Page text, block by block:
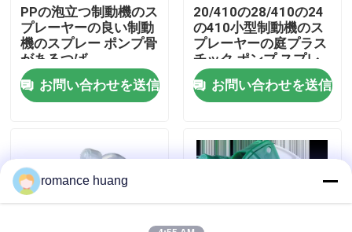
お問い合わせ
見積依頼
化粧品のローションのびん
化粧品のクリーム色の瓶
PPの泡立つ制動機のス
プレーヤーの良い制動
機のスプレー ポンプ骨
があるつば
お問い合わせを送信
20/410の28/410の24
の410小型制動機のス
プレーヤーの庭プラス
チック ポンプ スプレ
ーヤー
お問い合わせを送信
romance huang